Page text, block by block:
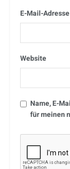
E-Mail-Adresse
Website
Name, E-
für meinen